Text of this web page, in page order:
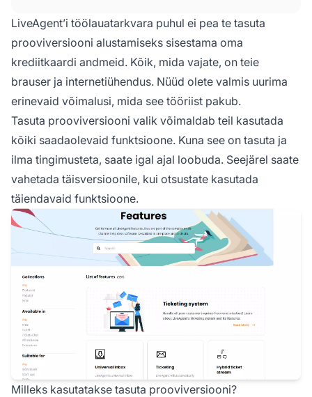
ja vahetu juurdepääsu LiveAgent'i
populaarsetele teenustele, et saaksite teada,
kuidas see tööriist võib aidata teie äriettevõtte
kasvu.
LiveAgent’i töölauatarkvara puhul ei pea te tasuta
prooviversiooni alustamiseks sisestama oma
krediitkaardi andmeid. Kõik, mida vajate, on teie
brauser ja internetiühendus. Nüüd olete valmis uurima
erinevaid võimalusi, mida see tööriist pakub.
Tasuta prooviversiooni valik võimaldab teil kasutada
kõiki saadaolevaid funktsioone. Kuna see on tasuta ja
ilma tingimusteta, saate igal ajal loobuda. Seejärel saate
vahetada täisversioonile, kui otsustate kasutada
täiendavaid funktsioone.
Milleks kasutatakse tasuta prooviversiooni?